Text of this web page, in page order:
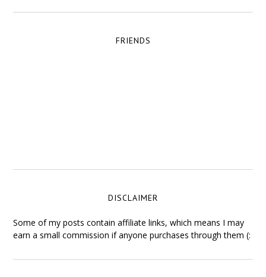
FRIENDS
DISCLAIMER
Some of my posts contain affiliate links, which means I may
earn a small commission if anyone purchases through them (: